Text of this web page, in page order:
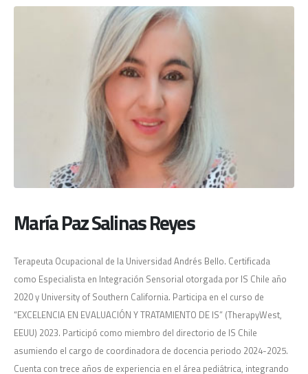
María Paz Salinas Reyes
Terapeuta Ocupacional de la Universidad Andrés Bello. Certificada
como Especialista en Integración Sensorial otorgada por IS Chile año
2020 y University of Southern California. Participa en el curso de
“EXCELENCIA EN EVALUACIÓN Y TRATAMIENTO DE IS” (TherapyWest,
EEUU) 2023. Participó como miembro del directorio de IS Chile
asumiendo el cargo de coordinadora de docencia periodo 2024-2025.
Cuenta con trece años de experiencia en el área pediátrica, integrando